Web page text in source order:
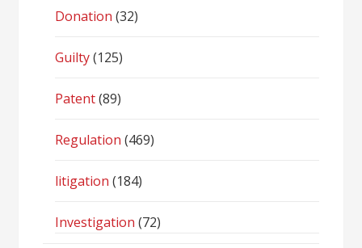
Donation (32)
Guilty(125)
Patent(89)
Regulation (469)
litigation (184)
Investigation (72)